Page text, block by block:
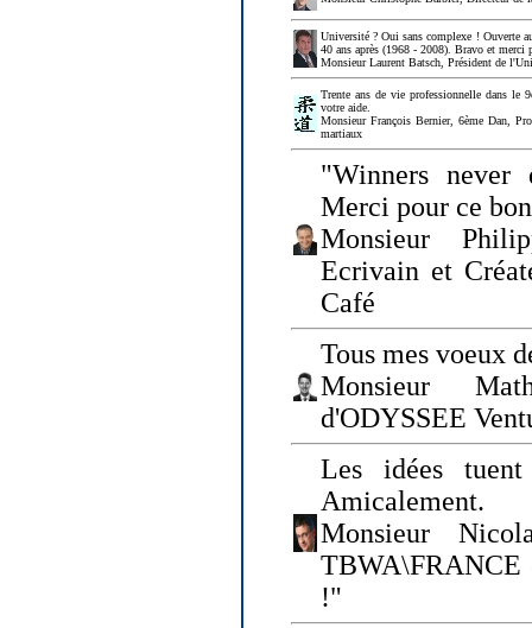
Université ? Oui sans complexe ! Ouverte
40 ans après (1968 - 2008). Bravo et merci
Monsieur Laurent Batsch, Président de
Trente ans de vie professionnelle dans le
votre aide.
Monsieur François Bernier, 6ème Dan,
martiaux
"Winners
Merci pour ce
Monsieur
Ecrivain et
Café
Tous mes voeux
Monsieur
d'ODYSSEE
Les idées
Amicalement.
Monsieur
TBWA\FRANCE
!"